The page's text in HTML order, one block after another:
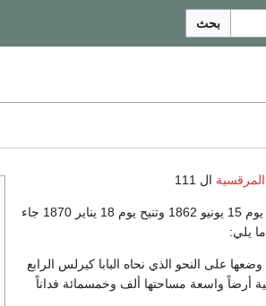
بحث
ال 111
جلس البابا ديمتريوس الثاني البطريرك ال 111 على السدة الرسولية يوم 15 يونيو 1862 وتنيح يوم 18 يناير 1870 جاء
يلي:
على النحو الذي نحاه البابا كيرلس الرابع
أرضاً واسعة مساحتها ألف وخمسمائة فداناً